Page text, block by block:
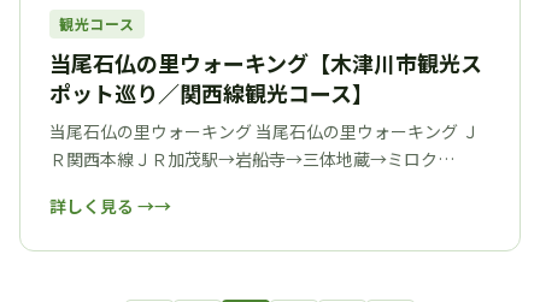
観光コース
当尾石仏の里ウォーキング【木津川市観光ス
ポット巡り／関西線観光コース】
当尾石仏の里ウォーキング 当尾石仏の里ウォーキング Ｊ
Ｒ関西本線ＪＲ加茂駅→岩船寺→三体地蔵→ミロク…
詳しく見る →